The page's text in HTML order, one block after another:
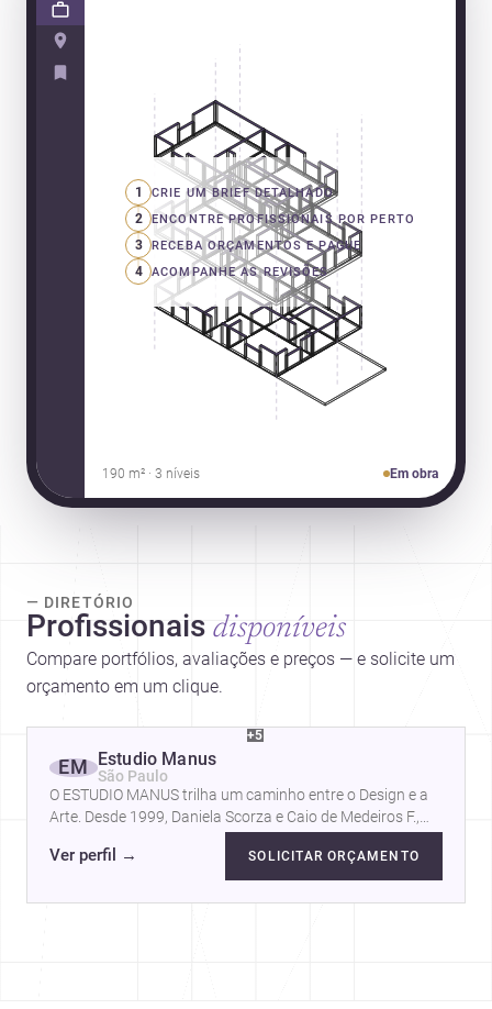
1 CRIE UM BRIEF DETALHADO
2 ENCONTRE PROFISSIONAIS POR PERTO
3 RECEBA ORÇAMENTOS E PAGUE
4 ACOMPANHE AS REVISÕES
190 m² · 3 níveis Em obra
— DIRETÓRIO
Profissionais disponíveis
Compare portfólios, avaliações e preços — e solicite um
orçamento em um clique.
+5
EM Estudio Manus
São Paulo
O ESTUDIO MANUS trilha um caminho entre o Design e a
Arte. Desde 1999, Daniela Scorza e Caio de Medeiros F.,
Ver perfil → SOLICITAR ORÇAMENTO